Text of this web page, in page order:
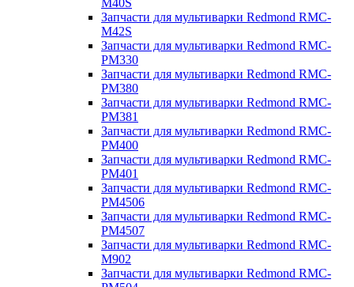
M40S
Запчасти для мультиварки Redmond RMC-
M42S
Запчасти для мультиварки Redmond RMC-
PM330
Запчасти для мультиварки Redmond RMC-
PM380
Запчасти для мультиварки Redmond RMC-
PM381
Запчасти для мультиварки Redmond RMC-
PM400
Запчасти для мультиварки Redmond RMC-
PM401
Запчасти для мультиварки Redmond RMC-
PM4506
Запчасти для мультиварки Redmond RMC-
PM4507
Запчасти для мультиварки Redmond RMC-
M902
Запчасти для мультиварки Redmond RMC-